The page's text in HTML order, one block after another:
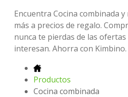
Encuentra Cocina combinada
más a precios de regalo.
nunca te pierdas de las ofertas
interesan. Ahorra con Kimbino.
Productos
Cocina combinada